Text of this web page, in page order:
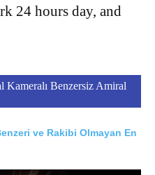
24 hours day, and
Benzersiz Amiral
ve Rakibi Olmayan En